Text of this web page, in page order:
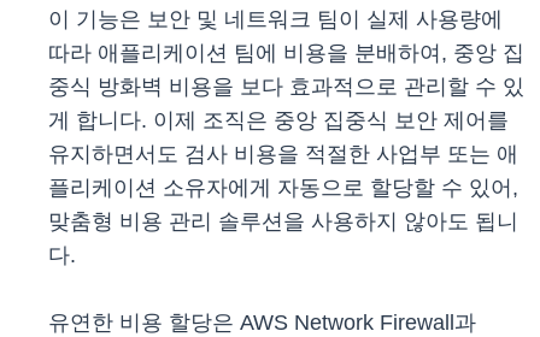
이 기능은 보안 및 네트워크 팀이 실제 사용량에
따라 애플리케이션 팀에 비용을 분배하여, 중앙 집
중식 방화벽 비용을 보다 효과적으로 관리할 수 있
게 합니다. 이제 조직은 중앙 집중식 보안 제어를
유지하면서도 검사 비용을 적절한 사업부 또는 애
플리케이션 소유자에게 자동으로 할당할 수 있어,
맞춤형 비용 관리 솔루션을 사용하지 않아도 됩니
다.
유연한 비용 할당은 AWS Network Firewall과